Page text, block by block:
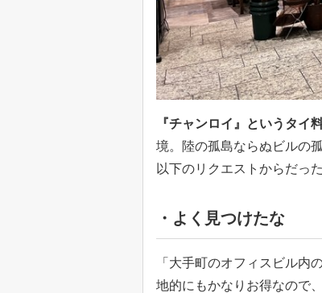
『チャンロイ』というタイ
境。陸の孤島ならぬビルの
以下のリクエストからだった
・よく見つけたな
「大手町のオフィスビル内
地的にもかなりお得なので